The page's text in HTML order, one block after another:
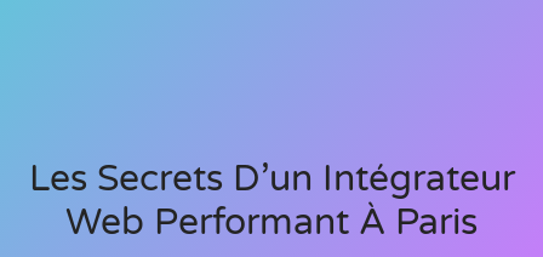
Les Secrets D’un Intégrateur
Web Performant À Paris